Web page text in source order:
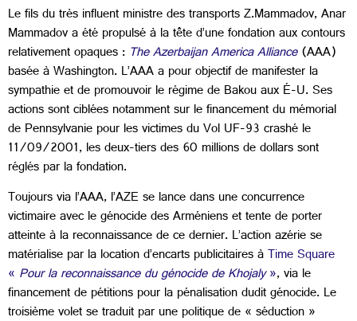
Le fils du très influent ministre des transports Z.Mammadov, Anar
Mammadov a été propulsé à la tête d’une fondation aux contours
relativement opaques : The Azerbaijan America Alliance(AAA)
basée à Washington. L’AAA a pour objectif de manifester la
sympathie et de promouvoir le régime de Bakou aux É-U. Ses
actions sont ciblées notamment sur le financement du mémorial
de Pennsylvanie pour les victimes du Vol UF-93 crashé le
11/09/2001, les deux-tiers des 60 millions de dollars sont
réglés par la fondation.
Toujours via l’AAA, l’AZE se lance dans une concurrence
victimaire avec le génocide des Arméniens et tente de porter
atteinte à la reconnaissance de ce dernier. L’action azérie se
matérialise par la location d’encarts publicitaires àTime Square
« Pour la reconnaissance du génocide de Khojaly», via le
financement de pétitions pour la pénalisation dudit génocide. Le
troisième volet se traduit par une politique de « séduction »